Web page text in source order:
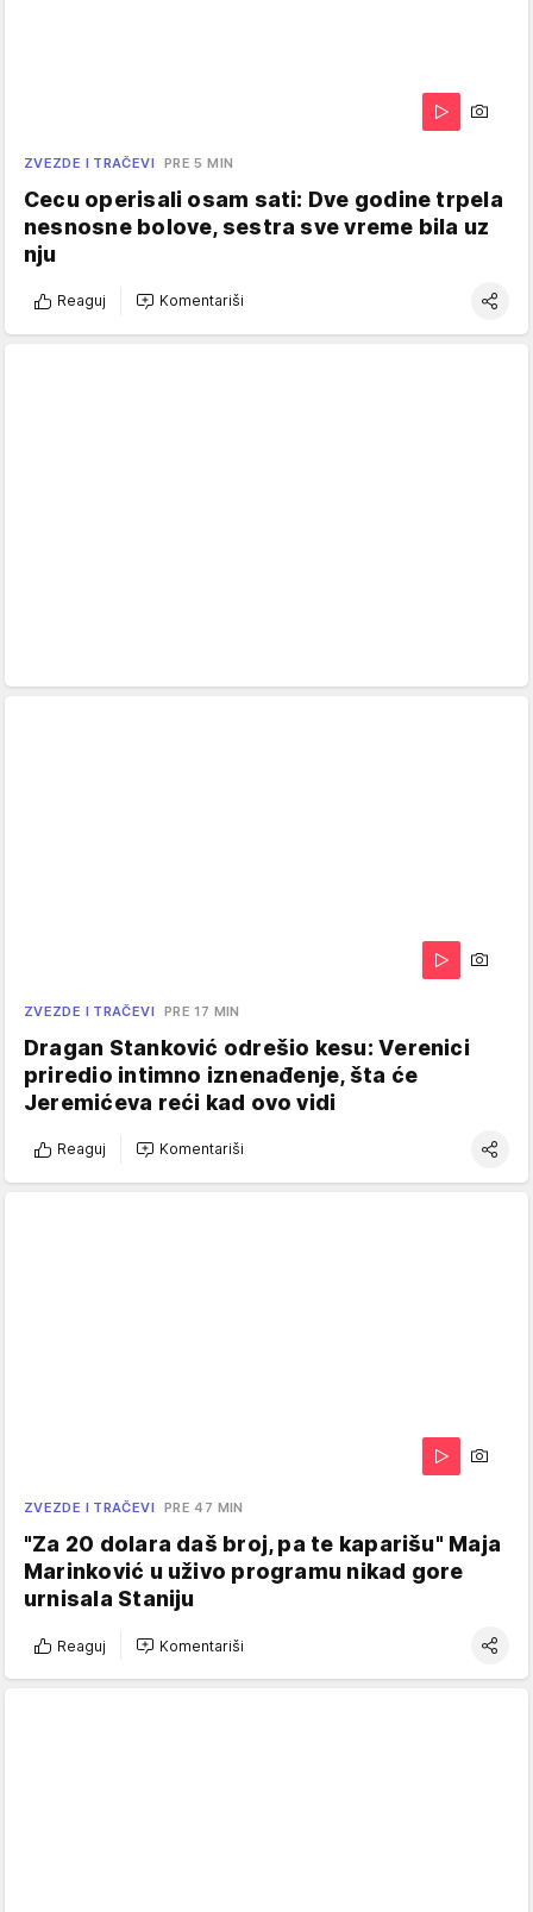
ZVEZDE I TRAČEVI PRE 5 MIN
Cecu operisali osam sati: Dve godine trpela
nesnosne bolove, sestra sve vreme bila uz
nju
Reaguj Komentariši
ZVEZDE I TRAČEVI PRE 17 MIN
Dragan Stanković odrešio kesu: Verenici
priredio intimno iznenađenje, šta će
Jeremićeva reći kad ovo vidi
Reaguj Komentariši
ZVEZDE I TRAČEVI PRE 47 MIN
"Za 20 dolara daš broj, pa te kaparišu" Maja
Marinković u uživo programu nikad gore
urnisala Staniju
Reaguj Komentariši